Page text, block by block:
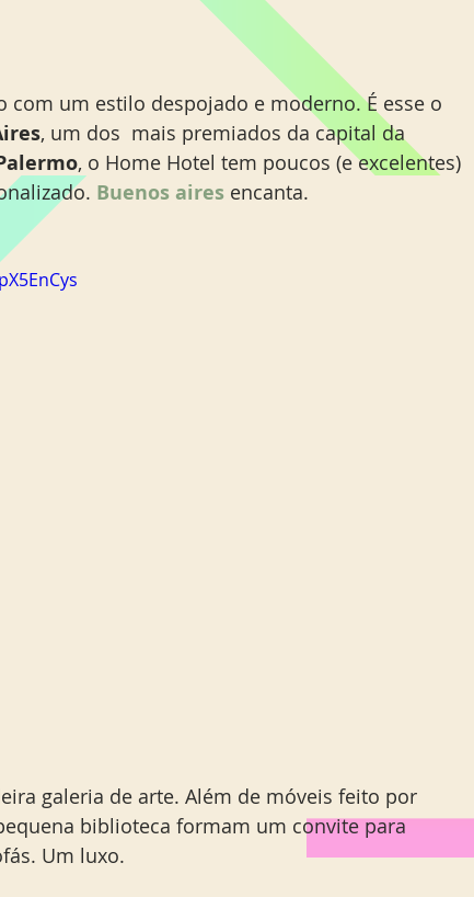
um estilo despojado e moderno. É esse o
, um dos  mais premiados da capital da
, o Home Hotel tem poucos (e excelentes)
Buenos aires encanta.
galeria de arte. Além de móveis feito por
biblioteca formam um convite para
Um luxo.